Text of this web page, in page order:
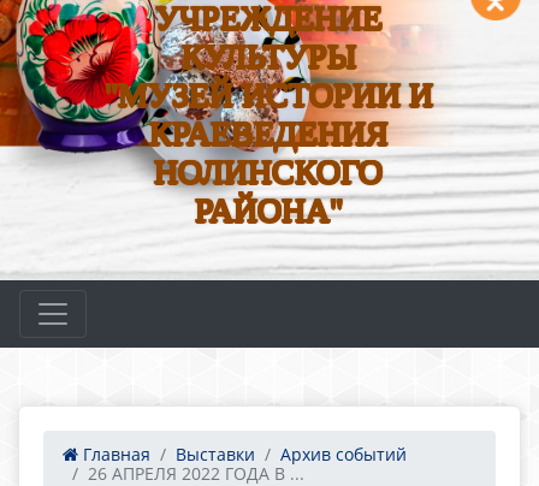
УЧРЕЖДЕНИЕ
КУЛЬТУРЫ
"МУЗЕЙ ИСТОРИИ И
КРАЕВЕДЕНИЯ
НОЛИНСКОГО
РАЙОНА"
Главная Выставки
Архив событий
26 АПРЕЛЯ 2022 ГОДА В ...